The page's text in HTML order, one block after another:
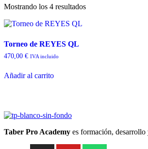
Mostrando los 4 resultados
Torneo de REYES QL
470,00 € IVA incluido
Añadir al carrito
Taber Pro Academy es formación,